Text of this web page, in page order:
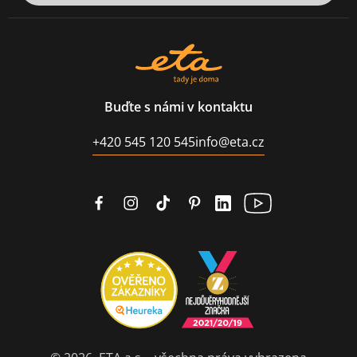
Buďte s námi v kontaktu
+420 545 120 545info@eta.cz